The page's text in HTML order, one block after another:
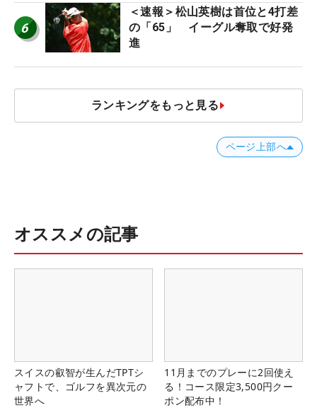
6
＜速報＞松山英樹は首位と4打差
の「65」 イーグル奪取で好発
進
ランキングをもっと見る
ページ上部へ
オススメの記事
スイスの叡智が生んだTPTシ
ャフトで、ゴルフを異次元の
世界へ
11月までのプレーに2回使え
る！コース限定3,500円クー
ポン配布中！